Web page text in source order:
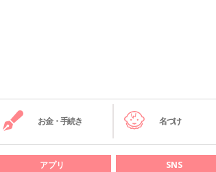
お金・手続き 名づけ
アプリ SNS